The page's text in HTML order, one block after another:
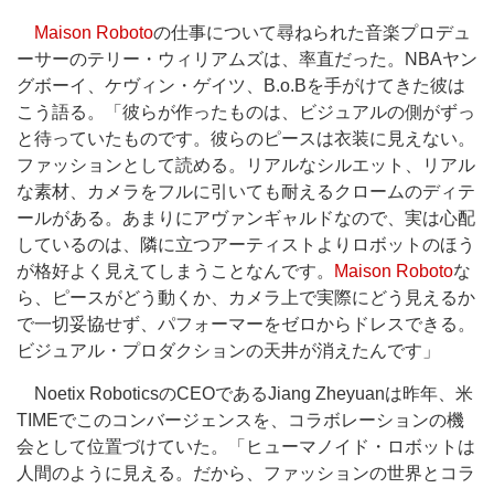
Maison Robotoの仕事について尋ねられた音楽プロデュ
ーサーのテリー・ウィリアムズは、率直だった。NBAヤン
グボーイ、ケヴィン・ゲイツ、B.o.Bを手がけてきた彼は
こう語る。「彼らが作ったものは、ビジュアルの側がずっ
と待っていたものです。彼らのピースは衣装に見えない。
ファッションとして読める。リアルなシルエット、リアル
な素材、カメラをフルに引いても耐えるクロームのディテ
ールがある。あまりにアヴァンギャルドなので、実は心配
しているのは、隣に立つアーティストよりロボットのほう
が格好よく見えてしまうことなんです。
Maison Robotoな
ら、ピースがどう動くか、カメラ上で実際にどう見えるか
で一切妥協せず、パフォーマーをゼロからドレスできる。
ビジュアル・プロダクションの天井が消えたんです」
Noetix RoboticsのCEOであるJiang Zheyuanは昨年、米
TIMEでこのコンバージェンスを、コラボレーションの機
会として位置づけていた。「ヒューマノイド・ロボットは
人間のように見える。だから、ファッションの世界とコラ